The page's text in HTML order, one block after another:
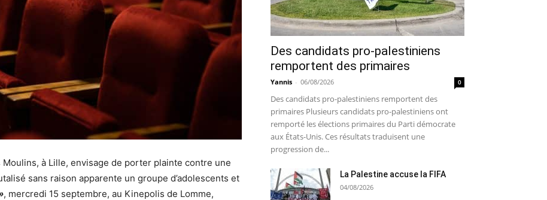
à Lille, envisage de porter plainte contre une
sans raison apparente un groupe d’adolescents et
, mercredi 15 septembre, au Kinepolis de Lomme,
Des candidats pro-palestiniens
remportent des primaires
Yannis - 06/08/2026 0
Des candidats pro-palestiniens remportent des
primaires Plusieurs candidats pro-palestiniens ont
remporté les élections primaires du Parti démocrate
aux États-Unis. Ces résultats traduisent une
progression de...
La Palestine accuse la FIFA
04/08/2026